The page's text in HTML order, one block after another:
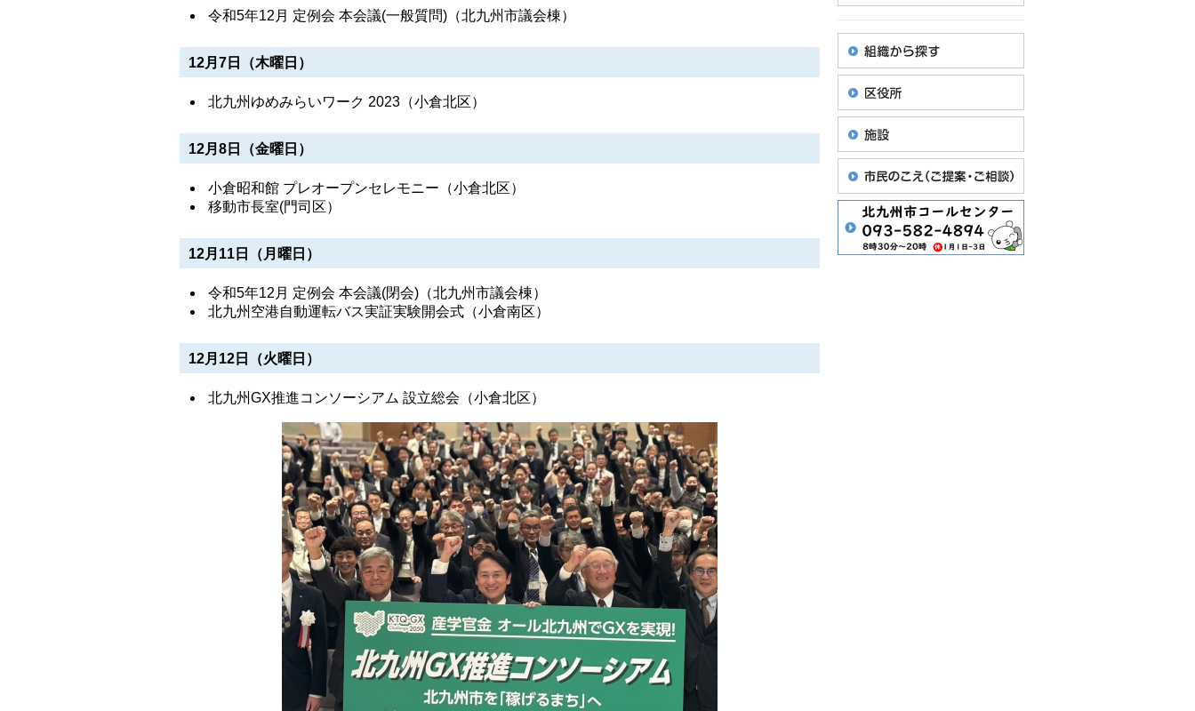
令和5年12月 定例会 本会議(一般質問)（北九州市議会棟）
12月7日（木曜日）
北九州ゆめみらいワーク 2023（小倉北区）
12月8日（金曜日）
小倉昭和館 プレオープンセレモニー（小倉北区）
移動市長室(門司区）
12月11日（月曜日）
令和5年12月 定例会 本会議(閉会)（北九州市議会棟）
北九州空港自動運転バス実証実験開会式（小倉南区）
12月12日（火曜日）
北九州GX推進コンソーシアム 設立総会（小倉北区）